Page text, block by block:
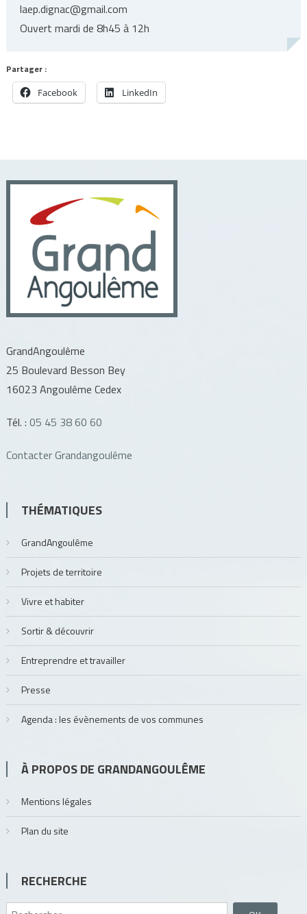
laep.dignac@gmail.com
Ouvert mardi de 8h45 à 12h
Partager :
Facebook LinkedIn
GrandAngoulême
25 Boulevard Besson Bey
16023 Angoulême Cedex
Tél. : 05 45 38 60 60
Contacter Grandangoulême
THÉMATIQUES
GrandAngoulême
Projets de territoire
Vivre et habiter
Sortir & découvrir
Entreprendre et travailler
Presse
Agenda : les évènements de vos communes
À PROPOS DE GRANDANGOULÊME
Mentions légales
Plan du site
RECHERCHE